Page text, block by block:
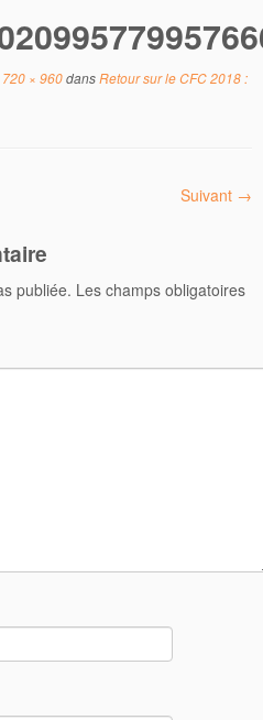
720 × 960dansRetour sur le CFC 2018 :
Suivant →
publiée. Les champs obligatoires